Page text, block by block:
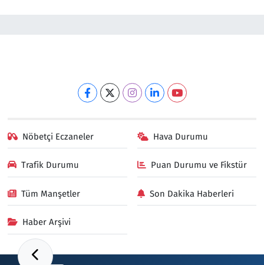
Nöbetçi Eczaneler Hava Durumu
Trafik Durumu Puan Durumu ve Fikstür
Tüm Manşetler Son Dakika Haberleri
Haber Arşivi